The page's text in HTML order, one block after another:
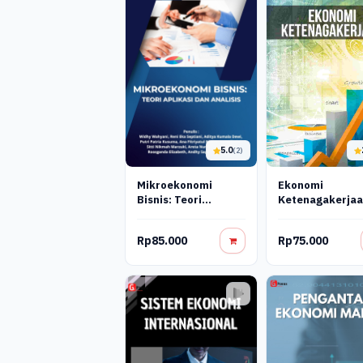
5.0(2)
Mikroekonomi
Bisnis: Teori
Rp85.000
Ekonomi
Rp75.000